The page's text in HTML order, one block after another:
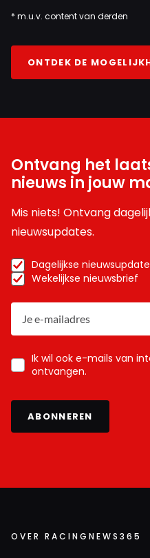
* m.u.v. content van derden
ONTDEK DE
Ontvang het
nieuws in jouw
Mis niets! Ontvang
nieuwsupdates.
Dagelijkse nieuwsupdate
Wekelijkse nieuwsbrief
Ik wil ook e-mails van
ontvangen.
ABONNEREN
OVER RACINGNEWS365